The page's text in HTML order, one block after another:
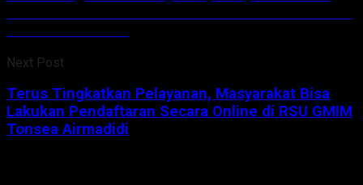
Next Post
Terus Tingkatkan Pelayanan, Masyarakat Bisa
Lakukan Pendaftaran Secara Online di RSU GMIM
Tonsea Airmadidi